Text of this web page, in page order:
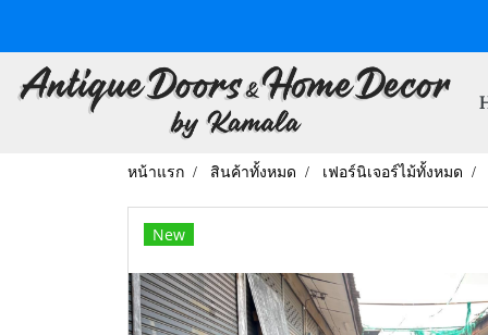
หน้าแรก สินค้าทั้งหมด เฟอร์นิเจอร์ไม้ทั้งหมด
New